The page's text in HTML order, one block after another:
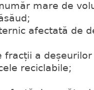
mare de
afectată de
fracții a
reciclabile;